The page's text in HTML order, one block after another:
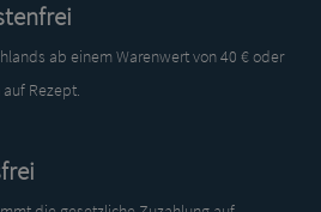
ab einem Warenwert von 40 € oder
Rezept.